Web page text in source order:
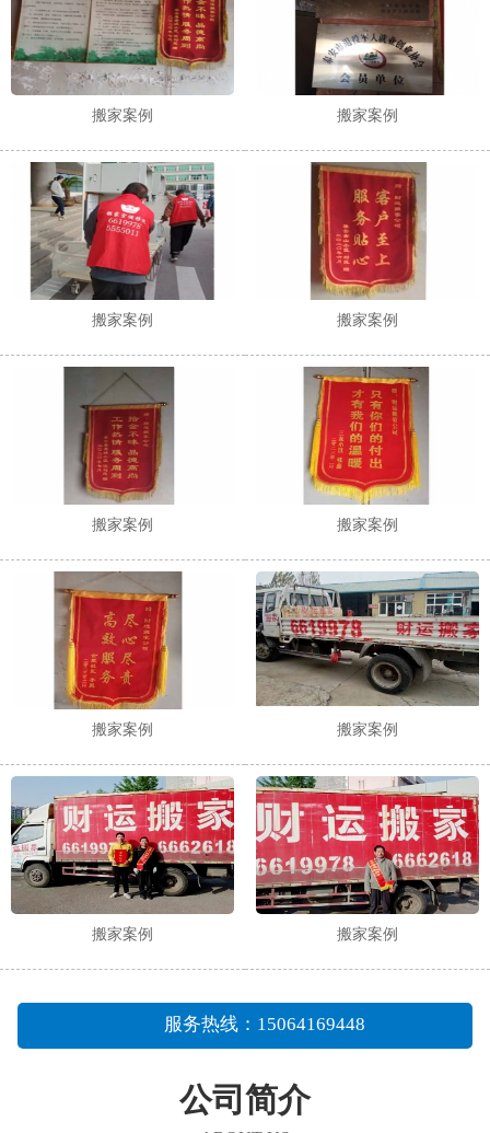
搬家案例 搬家案例
搬家案例 搬家案例
搬家案例 搬家案例
搬家案例 搬家案例
搬家案例 搬家案例
服务热线：15064169448
公司简介